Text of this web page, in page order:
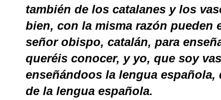
también de los catalanes y los
bien, con la misma razón pueden
señor obispo, catalán, para
queréis conocer, y yo, que soy
enseñándoos la lengua
de la lengua española.